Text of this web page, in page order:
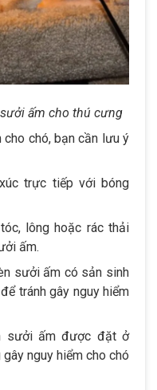
ấm cho thú cưng
chó, bạn cần lưu ý
trực tiếp với bóng
lông hoặc rác thải
ấm.
sưởi ấm có sản sinh
tránh gây nguy hiểm
sưởi ấm được đặt ở
nguy hiểm cho chó